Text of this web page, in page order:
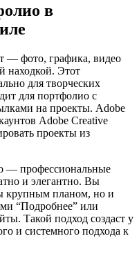
в
— фото, графика, видео
находкой. Этот
для творческих
для портфолио с
на проекты. Adobe
Adobe Creative
проекты из
— профессиональные
и элегантно. Вы
крупным планом, но и
“Подробнее” или
Такой подход создаст у
и системного подхода к